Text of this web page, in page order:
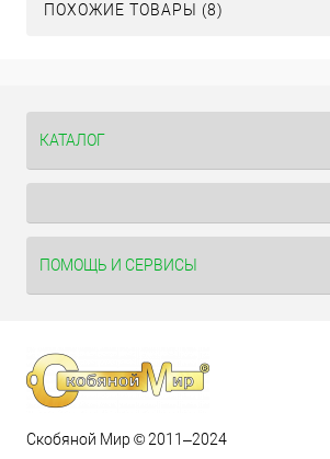
ПОХОЖИЕ ТОВАРЫ (8)
КАТАЛОГ
ПОМОЩЬ И СЕРВИСЫ
Скобяной Мир © 2011–2024